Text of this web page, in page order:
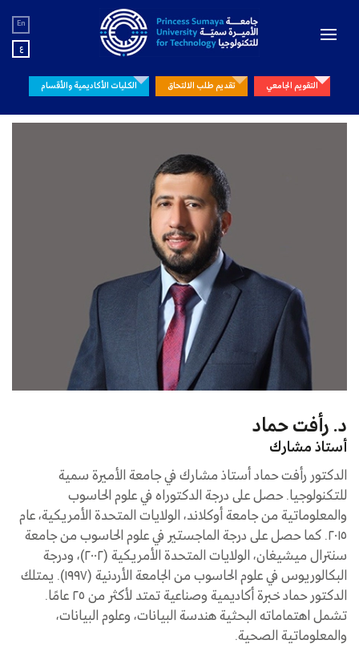
En
ع
التقويم الجامعي تقديم طلب الالتحاق الكليات الأكاديمية والأقسام
د. رأفت حماد
أستاذ مشارك
الدكتور رأفت حماد أستاذ مشارك في جامعة الأميرة سمية
للتكنولوجيا. حصل على درجة الدكتوراه في علوم الحاسوب
والمعلوماتية من جامعة أوكلاند، الولايات المتحدة الأمريكية، عام
٢٠١٥. كما حصل على درجة الماجستير في علوم الحاسوب من جامعة
سنترال ميشيغان، الولايات المتحدة الأمريكية (٢٠٠٢)، ودرجة
البكالوريوس في علوم الحاسوب من الجامعة الأردنية (١٩٩٧). يمتلك
الدكتور حماد خبرة أكاديمية وصناعية تمتد لأكثر من ٢٥ عامًا.
تشمل اهتماماته البحثية هندسة البيانات، وعلوم البيانات،
والمعلوماتية الصحية.